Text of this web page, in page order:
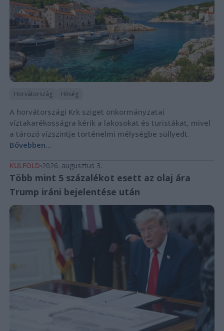
Horvátország Hőség
A horvátországi Krk sziget önkormányzatai
víztakarékosságra kérik a lakosokat és turistákat, mivel
a tározó vízszintje történelmi mélységbe süllyedt.
Bővebben...
KÜLFÖLD 2026. augusztus 3.
Több mint 5 százalékot esett az olaj ára
Trump iráni bejelentése után